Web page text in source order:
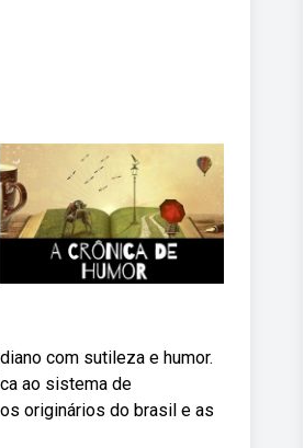
com sutileza e humor.
ao sistema de
originários do brasil e as